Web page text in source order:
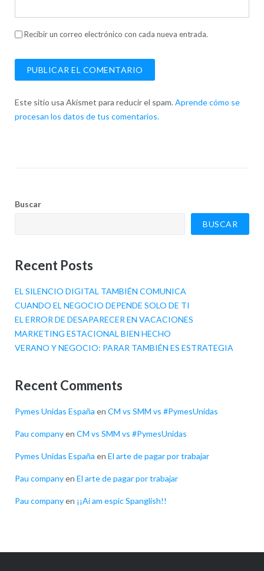
Recibir un correo electrónico con cada nueva entrada.
Este sitio usa Akismet para reducir el spam. Aprende cómo se
procesan los datos de tus comentarios.
Buscar
BUSCAR
Recent Posts
EL SILENCIO DIGITAL TAMBIÉN COMUNICA
CUANDO EL NEGOCIO DEPENDE SOLO DE TI
EL ERROR DE DESAPARECER EN VACACIONES
MARKETING ESTACIONAL BIEN HECHO
VERANO Y NEGOCIO: PARAR TAMBIÉN ES ESTRATEGIA
Recent Comments
Pymes Unidas España en CM vs SMM vs #PymesUnidas
Pau companyen CM vs SMM vs #PymesUnidas
Pymes Unidas España en El arte de pagar por trabajar
Pau companyen El arte de pagar por trabajar
Pau companyen ¡¡Ai am espic Spanglish!!